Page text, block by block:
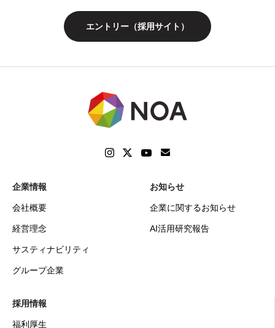
エントリー（採用サイト）
企業情報
会社概要
経営理念
サスティナビリティ
グループ企業
お知らせ
企業に関するお知らせ
AI活用研究報告
採用情報
福利厚生